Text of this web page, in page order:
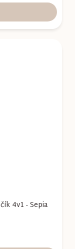
4v1 - Sepia